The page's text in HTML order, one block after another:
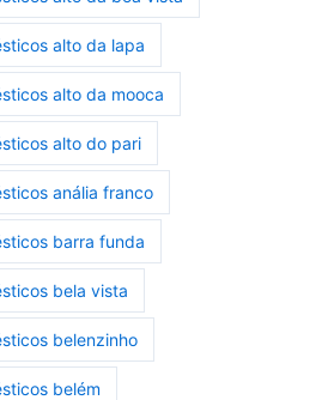
alto da lapa
alto da mooca
alto do pari
anália franco
barra funda
bela vista
belenzinho
belém